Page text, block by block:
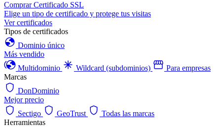
Comprar Certificado SSL
Elige un tipo de certificado y protege tus visitas
Ver certificados
Tipos de certificados
Dominio único
Más vendido
Multidominio
Wildcard (subdominios)
Para empresas
Marcas
DonDominio
Mejor precio
Sectigo
GeoTrust
Todas las marcas
Herramientas